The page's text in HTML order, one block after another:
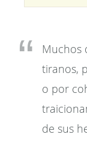
Muchos
tiranos,
o por
de sus